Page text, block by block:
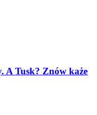
A Tusk? Znów każe